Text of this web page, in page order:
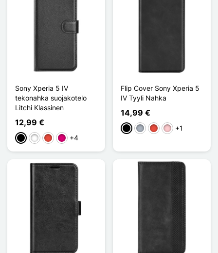
Sony Xperia 5 IV
tekonahka suojakotelo
Litchi Klassinen
12,99 €
MustaValkoinen
Punainen
Magenta
+4
Flip Cover Sony Xperia 5
IV Tyyli Nahka
14,99 €
MustaHarmaaPunainen
Pinkki
+1